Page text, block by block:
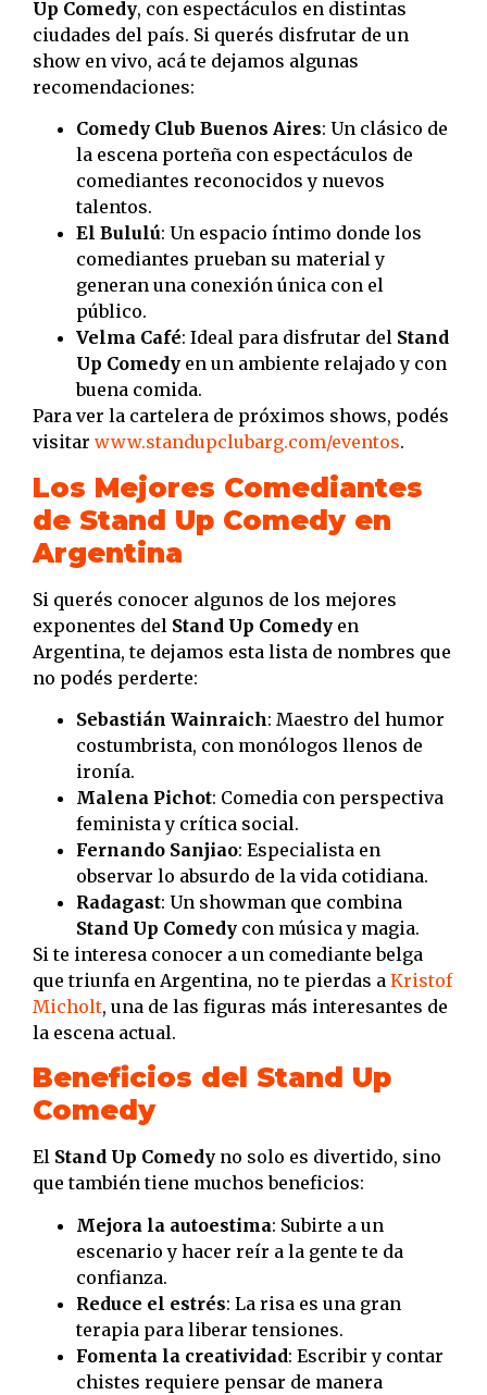
Up Comedy, con espectáculos en distintas
ciudades del país. Si querés disfrutar de un
show en vivo, acá te dejamos algunas
recomendaciones:
Comedy Club Buenos Aires: Un clásico de
la escena porteña con espectáculos de
comediantes reconocidos y nuevos
talentos.
El Bululú: Un espacio íntimo donde los
comediantes prueban su material y
generan una conexión única con el
público.
Velma Café: Ideal para disfrutar del Stand
Up Comedy en un ambiente relajado y con
buena comida.
Para ver la cartelera de próximos shows, podés
visitar www.standupclubarg.com/eventos.
Los Mejores Comediantes
de Stand Up Comedy en
Argentina
Si querés conocer algunos de los mejores
exponentes del Stand Up Comedy en
Argentina, te dejamos esta lista de nombres que
no podés perderte:
Sebastián Wainraich: Maestro del humor
costumbrista, con monólogos llenos de
ironía.
Malena Pichot: Comedia con perspectiva
feminista y crítica social.
Fernando Sanjiao: Especialista en
observar lo absurdo de la vida cotidiana.
Radagast: Un showman que combina
Stand Up Comedy con música y magia.
Si te interesa conocer a un comediante belga
que triunfa en Argentina, no te pierdas a Kristof
Micholt, una de las figuras más interesantes de
la escena actual.
Beneficios del Stand Up
Comedy
El Stand Up Comedy no solo es divertido, sino
que también tiene muchos beneficios:
Mejora la autoestima: Subirte a un
escenario y hacer reír a la gente te da
confianza.
Reduce el estrés: La risa es una gran
terapia para liberar tensiones.
Fomenta la creatividad: Escribir y contar
chistes requiere pensar de manera